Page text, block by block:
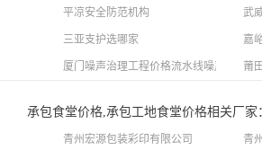
平凉安全防范机构 武
三亚支护选哪家 嘉
厦门噪声治理工程价格流水线噪声工程,莆
承包食堂价格,承包工地食堂价格相关厂家
青州宏源包装彩印有限公司 青